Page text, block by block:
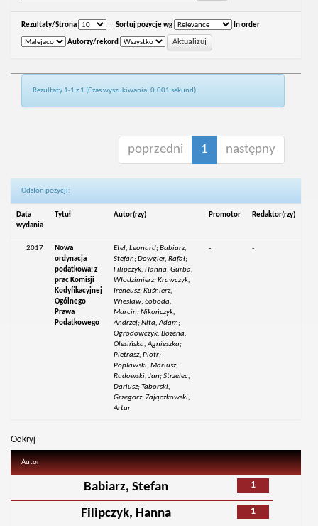
Rezultaty/Strona Sortuj pozycje wg In order
Autorzy/rekord
Rezultaty 1-1 z 1 (Czas wyszukiwania: 0.001 sekund).
poprzedni 1 następny
Odsłon pozycji:
Data
wydania
Tytuł Autor(rzy) Promotor Redaktor(rzy)
2017
Nowa
ordynacja
podatkowa: z
prac Komisji
Kodyfikacyjnej
Ogólnego
Prawa
Podatkowego
Etel, Leonard; Babiarz,
Stefan; Dowgier, Rafał;
Filipczyk, Hanna; Gurba,
Włodzimierz; Krawczyk,
Ireneusz; Kuśnierz,
Wiesław; Łoboda,
Marcin; Nikończyk,
Andrzej; Nita, Adam;
Ogrodowczyk, Bożena;
Olesińska, Agnieszka;
Pietrasz, Piotr;
Popławski, Mariusz;
Rudowski, Jan; Strzelec,
Dariusz; Taborski,
Grzegorz; Zajączkowski,
Artur
- -
Odkryj
Autor
1
Babiarz, Stefan
1
Filipczyk, Hanna